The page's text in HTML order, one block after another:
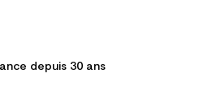
depuis 30 ans